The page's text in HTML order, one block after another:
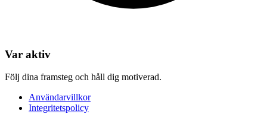
Var aktiv
Följ dina framsteg och håll dig motiverad.
Användarvillkor
Integritetspolicy